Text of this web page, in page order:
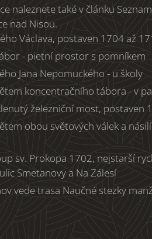
naleznete také v článku
nad Nisou.
Václava, postaven 1704 až
- pietní prostor s pomníkem
Jana Nepomuckého - u školy
koncentračního tábora - v
železniční most, postaven
obou světových válek a
sv. Prokopa 1702, nejstarší
Smetanovy a Na Zálesí
vede trasa Naučné stezky